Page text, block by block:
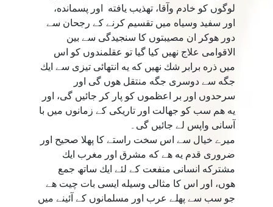
لوگوں كو خادم وآقا، تهذيب يافته اور پسمانده،
اور سفيد وسياه ميں تقسيم كرنے كے رجحان سے
دور هوكر ان مصيبتوں كا سنجيدگى سے بين
الاقوامى علاج نهيں كيا گيا تو عقلمندوں كو اس
ميں ذره برابر شك نهيں كه يه انتهائى تيزى سے ايك
جگه سے دوسرى جگه منتقل هوں گى اور
سرحدوں اور بر اعظموں كو پار كر جائيں گى، اور
يه هم سب كو جهالت اور تاريكى كے زمانوں ميں با
آسانى واپس لے جائيں گى۔
ميرے خيال سے اس سخت راستے كا پهلا صحيح اور
ضرورى قدم يه هے كه مشرق اور مغرب ايك
مشتركه انسانى منفعت كے لئے ايك ساتھ جمع
هوں، اور اس كا مثالى وسيله ايسى بات چيت هے
جو سب سے پهلے عرب اور مسلمانوں كے آئينے ميں